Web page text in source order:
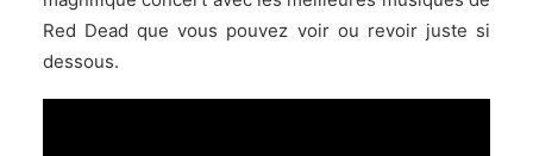
Red Dead que vous pouvez voir ou revoir juste si
dessous.